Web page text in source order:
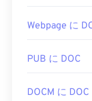
開発元:Google
役立つリンク:
WebP圧縮に関
Webpage に
PUB に DOC
DOCM に DOC